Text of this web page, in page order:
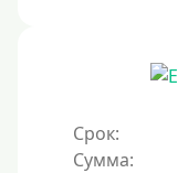
Под ПТС
Под ПТС
Авто без ПТС
Срок:
Сумма: